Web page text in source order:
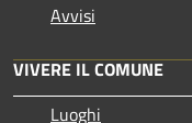
Avvisi
VIVERE IL COMUNE
Luoghi